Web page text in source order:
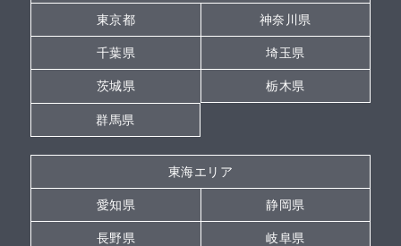
東京都 神奈川県
千葉県 埼玉県
茨城県 栃木県
群馬県
東海エリア
愛知県 静岡県
長野県 岐阜県